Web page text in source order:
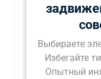
Выбираете
Избегайте
Опытный